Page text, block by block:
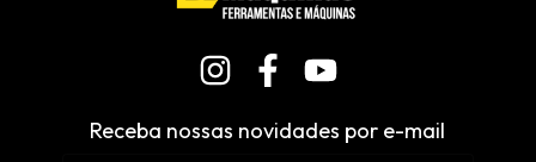
Receba nossas novidades por e-mail